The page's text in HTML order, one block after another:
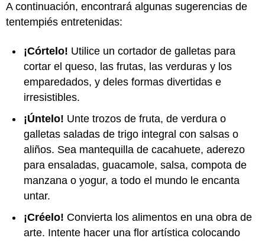
A continuación, encontrará algunas sugerencias de
tentempiés entretenidas:
¡Córtelo! Utilice un cortador de galletas para
cortar el queso, las frutas, las verduras y los
emparedados, y deles formas divertidas e
irresistibles.
¡Úntelo! Unte trozos de fruta, de verdura o
galletas saladas de trigo integral con salsas o
aliños. Sea mantequilla de cacahuete, aderezo
para ensaladas, guacamole, salsa, compota de
manzana o yogur, a todo el mundo le encanta
untar.
¡Créelo! Convierta los alimentos en una obra de
arte. Intente hacer una flor artística colocando